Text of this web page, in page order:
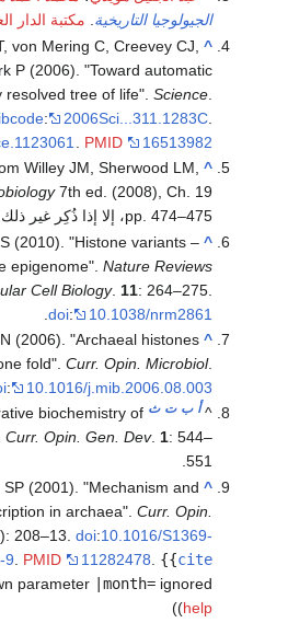
الجيولوجيا التاريخية. مكتبة الدار
^
von Mering C, Creevey CJ,
P (2006). "Toward automatic
resolved tree of life".Science
: 2006Sci...311.1283C
PMID 16513982
^
Willey JM, Sherwood LM,
7th ed. (2008), Ch. 19
pp. 474–475، إلا إذا ذُكِر غير ذلك.
^
(2010). "Histone variants –
epigenome".Nature Reviews
Cell Biology. 11: 264–275.
doi: 10.1038/nrm2861
.
^
(2006). "Archaeal histones
fold".Curr. Opin. Microbiol.
: 10.1016/j.mib.2006.08.003
^أ ب ت ث biochemistry of
Curr. Opin. Gen. Dev.1: 544–
551.
^
SP (2001). "Mechanism and
in archaea".Curr. Opin.
208–13.doi:10.1016/S1369-
9
PMID 11282478 {{cite
parameter |month= ignored
(help
)